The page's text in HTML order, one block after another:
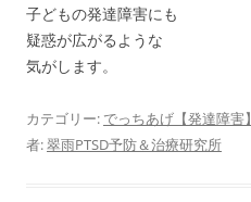
子どもの発達障害にも
疑惑が広がるような
気がします。
カテゴリー: でっちあげ【発達障害】
者:翠雨PTSD予防＆治療研究所